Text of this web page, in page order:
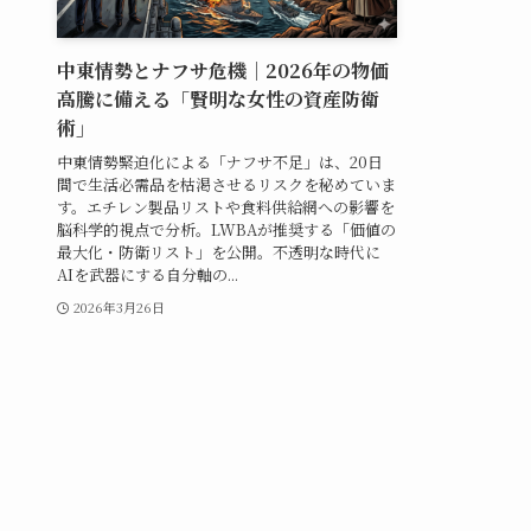
中東情勢とナフサ危機｜2026年の物価
高騰に備える「賢明な女性の資産防衛
術」
中東情勢緊迫化による「ナフサ不足」は、20日
間で生活必需品を枯渇させるリスクを秘めていま
す。エチレン製品リストや食料供給網への影響を
脳科学的視点で分析。LWBAが推奨する「価値の
最大化・防衛リスト」を公開。不透明な時代に
AIを武器にする自分軸の...
2026年3月26日